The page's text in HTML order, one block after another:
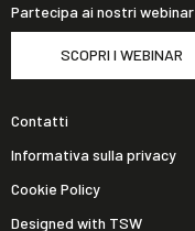
Partecipa ai nostri webinar
SCOPRI I WEBINAR
Contatti
Informativa sulla privacy
Cookie Policy
Designed with TSW